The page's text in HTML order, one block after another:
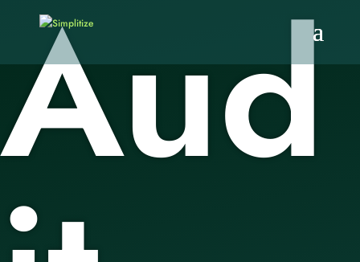
Aud